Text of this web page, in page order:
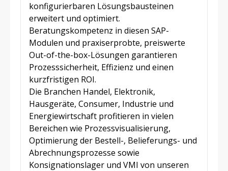
konfigurierbaren Lösungsbausteinen
erweitert und optimiert.
Beratungskompetenz in diesen SAP-
Modulen und praxiserprobte, preiswerte
Out-of-the-box-Lösungen garantieren
Prozesssicherheit, Effizienz und einen
kurzfristigen ROI.
Die Branchen Handel, Elektronik,
Hausgeräte, Consumer, Industrie und
Energiewirtschaft profitieren in vielen
Bereichen wie Prozessvisualisierung,
Optimierung der Bestell-, Belieferungs- und
Abrechnungsprozesse sowie
Konsignationslager und VMI von unseren